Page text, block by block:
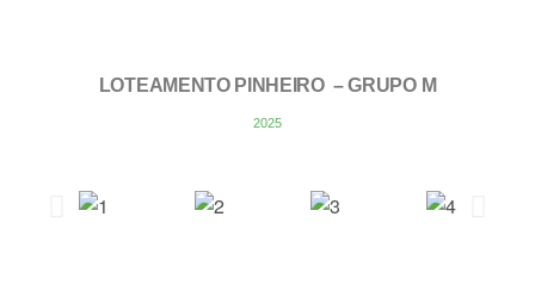
LOTEAMENTO PINHEIRO – GRUPO M
2025